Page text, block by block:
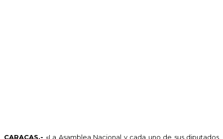
CARACAS.- «La Asamblea Nacional y cada uno de sus diputados